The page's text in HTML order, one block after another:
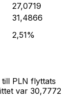
27,0719
31,4866
2,51%
PLN flyttats
var 30,7772